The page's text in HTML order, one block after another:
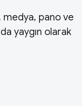
medya, pano ve
yaygın olarak